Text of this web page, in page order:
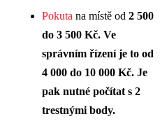
Pokuta na místě od 2 500
do 3 500 Kč. Ve
správním řízení je to od
4 000 do 10 000 Kč. Je
pak nutné počítat s 2
trestnými body.